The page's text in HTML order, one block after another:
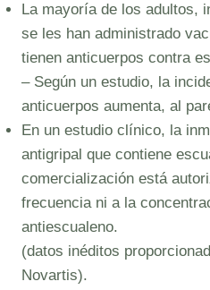
La mayoría de los adultos,
se les han administrado
tienen anticuerpos contra
– Según un estudio, la
anticuerpos aumenta, al
En un estudio clínico, la
antigripal que contiene
comercialización está
frecuencia ni a la
antiescualeno.
(datos inéditos
Novartis).